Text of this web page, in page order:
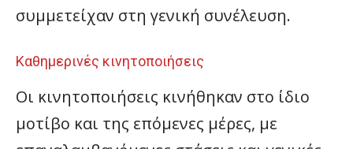
συμμετείχαν στη γενική συνέλευση.
Καθημερινές κινητοποιήσεις
Οι κινητοποιήσεις κινήθηκαν στο ίδιο
μοτίβο και της επόμενες μέρες, με